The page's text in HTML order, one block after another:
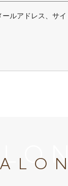
ルアドレス、サイ